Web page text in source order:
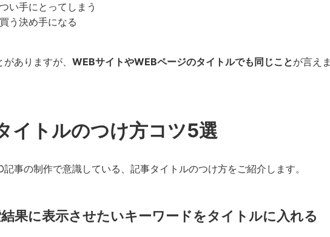
い手にとってしまう
う決め手になる
ありますが、 WEBサイトやWEBページのタイトルでも同じことが言えま
イトルのつけ方コツ5選
記事の制作で意識している、記事タイトルのつけ方をご紹介します。
果に表示させたいキーワードをタイトルに入れる